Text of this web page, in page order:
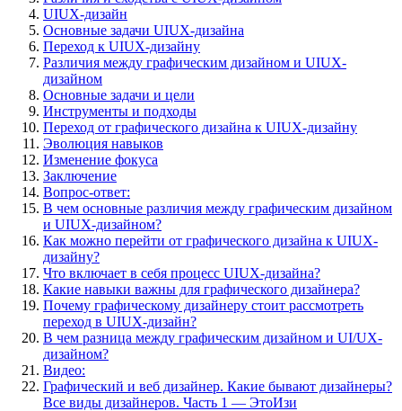
UIUX-дизайн
Основные задачи UIUX-дизайна
Переход к UIUX-дизайну
Различия между графическим дизайном и UIUX-
дизайном
Основные задачи и цели
Инструменты и подходы
Переход от графического дизайна к UIUX-дизайну
Эволюция навыков
Изменение фокуса
Заключение
Вопрос-ответ:
В чем основные различия между графическим дизайном
и UIUX-дизайном?
Как можно перейти от графического дизайна к UIUX-
дизайну?
Что включает в себя процесс UIUX-дизайна?
Какие навыки важны для графического дизайнера?
Почему графическому дизайнеру стоит рассмотреть
переход в UIUX-дизайн?
В чем разница между графическим дизайном и UI/UX-
дизайном?
Видео:
Графический и веб дизайнер. Какие бывают дизайнеры?
Все виды дизайнеров. Часть 1 — ЭтоИзи